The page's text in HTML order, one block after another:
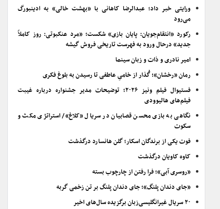
ورایتی خبر داد؛ عبدالرضا کاهانی با «بهشت خالی» به ادینبورگ
می‌رود
رکورد «انتقام‌جویان: پایان بازی» شکست؛ «مرد عنکبوتی: روز کاملاً
جدید» درحال ورود به فهرست تاریخی فروش گیشه
امیر نادری و ذات و زبان سینما
رمان «رخشان»؛ گُذار از خامیِ عاطفی تا رسیدن به بلوغ فکری
فستیوال فیلم ونیز ۲۰۲۶؛ توضیحات مدیر جشنواره درباره غیبت
فیلم‌های هالیوودی
نگاهی به بازی محسن قصابیان در سریال «کلاغ»/ استراتژی مکث و
سکوت
فوت یکی از برندگان اسکار؛ گلن هانسارد درگذشت
کاوه کاویان درگذشت
«روسری آبی»؛ فرا رفتن از چارچوب بسته
«جای دندان پلنگ»؛ جای دندان پلنگ بر تن زخمی گربه
۲۰ سریال غیرانگلیسی‌زبان برگزیده سال‌های اخیر